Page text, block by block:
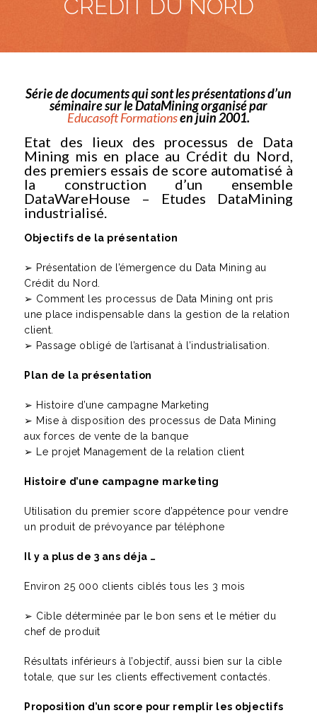
CRÉDIT DU NORD
Série de documents qui sont les présentations d’un
séminaire sur le DataMining organisé par
Educasoft Formationsen juin 2001.
Etat des lieux des processus de Data
Mining mis en place au Crédit du Nord,
des premiers essais de score automatisé à
la construction d’un ensemble
DataWareHouse – Etudes DataMining
industrialisé.
Objectifs de la présentation
➢ Présentation de l’émergence du Data Mining au
Crédit du Nord.
➢ Comment les processus de Data Mining ont pris
une place indispensable dans la gestion de la relation
client.
➢ Passage obligé de l’artisanat à l’industrialisation.
Plan de la présentation
➢ Histoire d’une campagne Marketing
➢ Mise à disposition des processus de Data Mining
aux forces de vente de la banque
➢ Le projet Management de la relation client
Histoire d’une campagne marketing
Utilisation du premier score d’appétence pour vendre
un produit de prévoyance par téléphone
Il y a plus de 3 ans déja …
Environ 25 000 clients ciblés tous les 3 mois
➢ Cible déterminée par le bon sens et le métier du
chef de produit
Résultats inférieurs à l’objectif, aussi bien sur la cible
totale, que sur les clients effectivement contactés.
Proposition d’un score pour remplir les objectifs